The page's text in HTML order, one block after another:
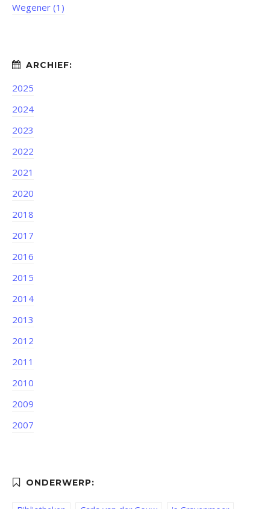
Wegener (1)
2025
2024
2023
2022
2021
2020
2018
2017
2016
2015
2014
2013
2012
2011
2010
2009
2007